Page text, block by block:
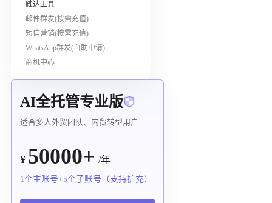
触达工具
邮件群发(按需充值)
短信营销(按需充值)
WhatsApp群发(自助申请)
商机中心
AI全托管专业版
适合多人外贸团队、内贸转型用户
¥ 50000+ /年
1个主账号+5个子账号（支持扩充）